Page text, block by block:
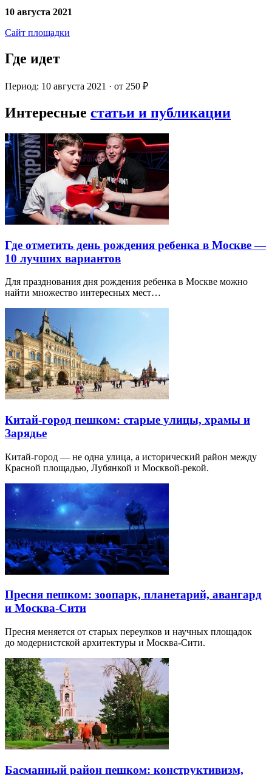
10 августа 2021
Сайт площадки
Где идет
Период: 10 августа 2021 · от 250 ₽
Интересные статьи и публикации
Где отметить день рождения ребенка в Москве —
10 лучших вариантов
Для празднования дня рождения ребенка в Москве можно
найти множество интересных мест…
Китай-город пешком: старые улицы, храмы и
Зарядье
Китай-город — не одна улица, а исторический район между
Красной площадью, Лубянкой и Москвой-рекой.
Пресня пешком: зоопарк, планетарий, авангард
и Москва-Сити
Пресня меняется от старых переулков и научных площадок
до модернистской архитектуры и Москва-Сити.
Басманный район пешком: конструктивизм,